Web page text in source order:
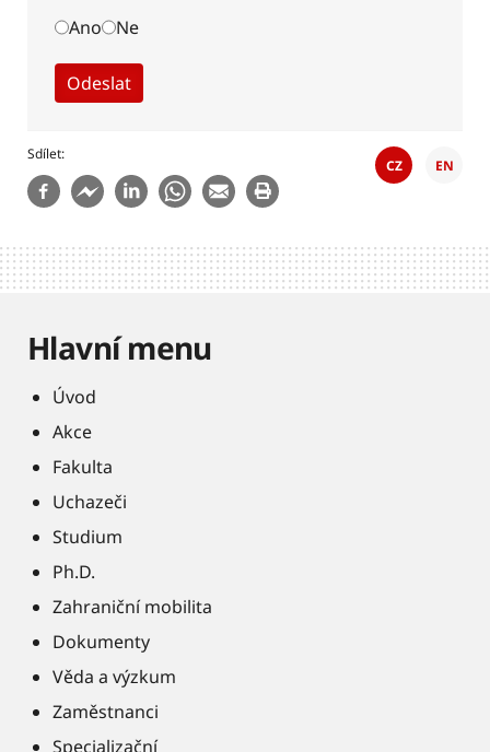
Ano
Ne
Sdílet
CZ EN
Hlavní menu
Úvod
Akce
Fakulta
Uchazeči
Studium
Ph.D.
Zahraniční mobilita
Dokumenty
Věda a výzkum
Zaměstnanci
Specializační